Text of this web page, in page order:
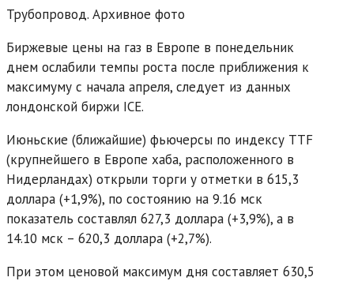
Трубопровод. Архивное фото
Биржевые цены на газ в Европе в понедельник
днем ослабили темпы роста после приближения к
максимуму с начала апреля, следует из данных
лондонской биржи ICE.
Июньские (ближайшие) фьючерсы по индексу TTF
(крупнейшего в Европе хаба, расположенного в
Нидерландах) открыли торги у отметки в 615,3
доллара (+1,9%), по состоянию на 9.16 мск
показатель составлял 627,3 доллара (+3,9%), а в
14.10 мск – 620,3 доллара (+2,7%).
При этом ценовой максимум дня составляет 630,5